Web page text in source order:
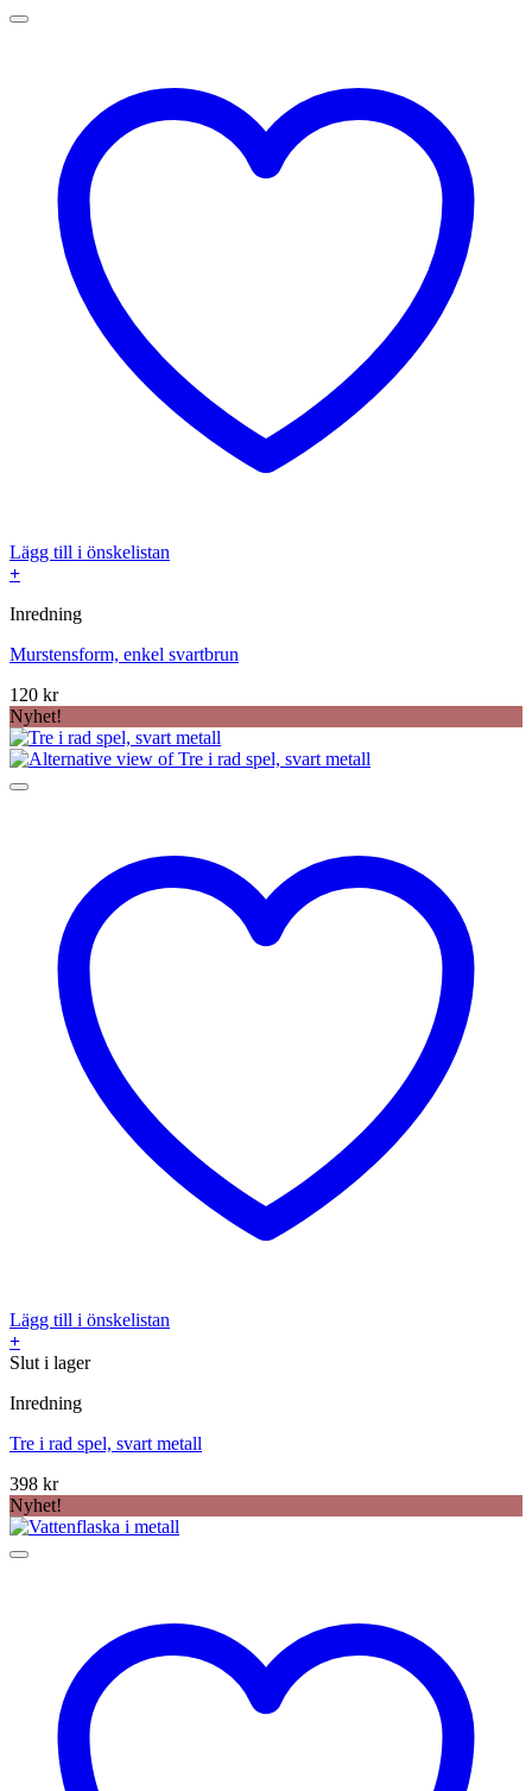
Lägg till i önskelistan
+
Inredning
Murstensform, enkel svartbrun
120 kr
Nyhet!
Lägg till i önskelistan
+
Slut i lager
Inredning
Tre i rad spel, svart metall
398 kr
Nyhet!